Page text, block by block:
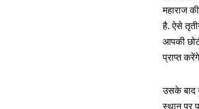
महाराज
है. ऐसे
आपकी
प्राप्त
उसके बाद
स्थान पर